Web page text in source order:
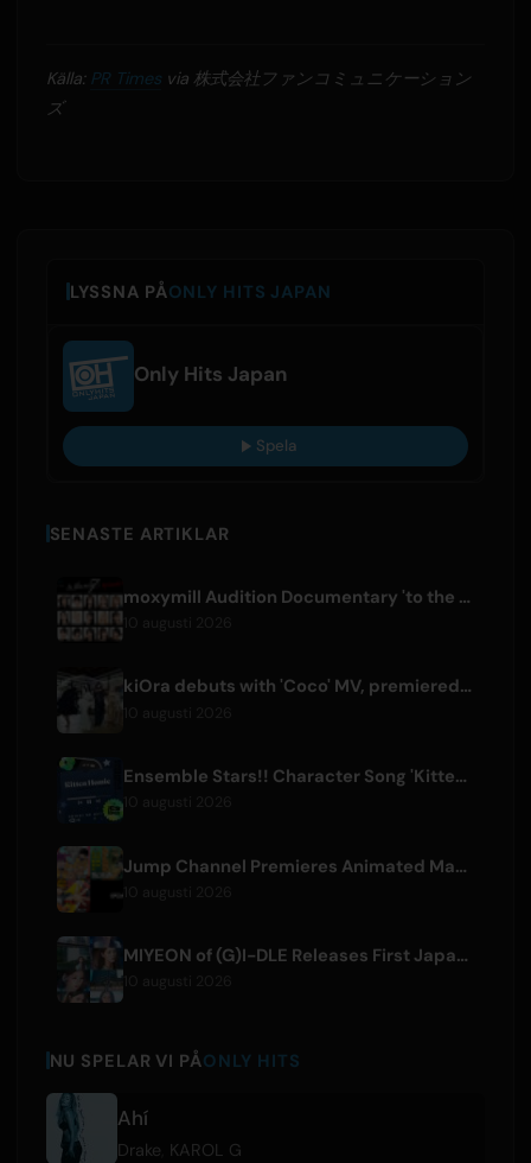
Källa: PR Timesvia 株式会社ファンコミュニケーション
ズ
LYSSNA PÅONLY HITS JAPAN
Only Hits Japan
Spela
SENASTE ARTIKLAR
moxymill Audition Documentary 'to the nex7' Episode 1 Released
kiOra debuts with 'Coco' MV, premiered at HEAD IN THE CLOUDS LA
Ensemble Stars!! Character Song 'Kitten Homie' by Ritsu Sakuma Releases Worldwide
Jump Channel Premieres Animated Manga for Three New Shonen Jump Series
MIYEON of (G)I-DLE Releases First Japanese Solo Single 'RUN AWAY'
NU SPELAR VI PÅONLY HITS
Ahí
Drake KAROL G